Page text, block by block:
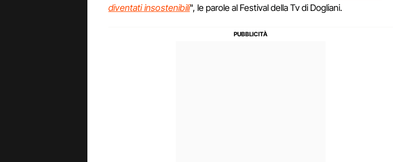
diventati insostenibili", le parole al Festival della Tv di Dogliani.